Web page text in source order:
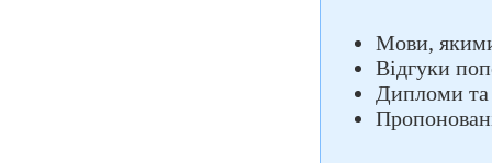
Мови,
Відгуки
Дипломи та